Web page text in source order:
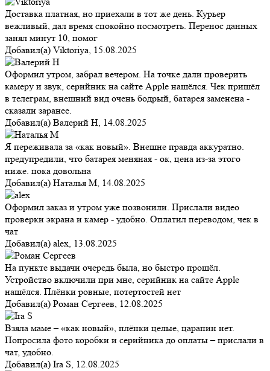
Доставка платная, но приехали в тот же день. Курьер
вежливый, дал время спокойно посмотреть. Перенос данных
занял минут 10, помог
Добавил(а) Viktoriya, 15.08.2025
Оформил утром, забрал вечером. На точке дали проверить
камеру и звук, серийник на сайте Apple нашёлся. Чек пришёл
в телеграм, внешний вид очень бодрый, батарея заменена -
сказали заранее.
Добавил(а) Валерий Н, 14.08.2025
Я переживала за «как новый». Внешне правда аккуратно.
предупредили, что батарея меняная - ок, цена из-за этого
ниже. пока довольна
Добавил(а) Наталья М, 14.08.2025
Оформил заказ и утром уже позвонили. Прислали видео
проверки экрана и камер - удобно. Оплатил переводом, чек в
чат
Добавил(а) alex, 13.08.2025
На пункте выдачи очередь была, но быстро прошёл.
Устройство включили при мне, серийник на сайте Apple
нашёлся. Плёнки ровные, потертостей нет
Добавил(а) Роман Сергеев, 12.08.2025
Взяла маме – «как новый», плёнки целые, царапин нет.
Попросила фото коробки и серийника до оплаты – прислали в
чат, удобно.
Добавил(а) Ira S, 12.08.2025